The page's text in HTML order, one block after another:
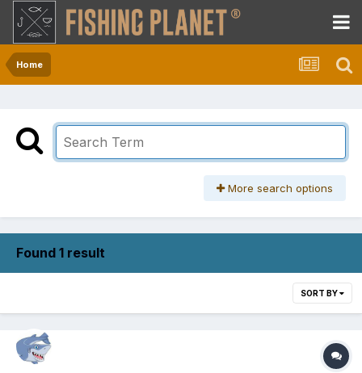
Home
More search options
Found 1 result
SORT BY